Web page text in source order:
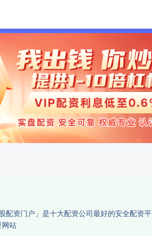
配资门户」是十大配资公司最好的安全配资
网站